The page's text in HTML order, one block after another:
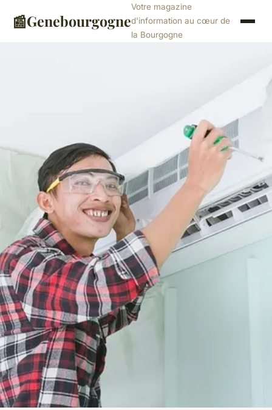
📰Genebourgogne
Votre magazine
d'information au cœur de
la Bourgogne